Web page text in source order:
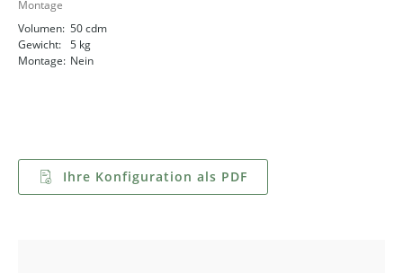
Montage
Volumen: 50 cdm
Gewicht: 5 kg
Montage: Nein
Ihre Konfiguration als PDF